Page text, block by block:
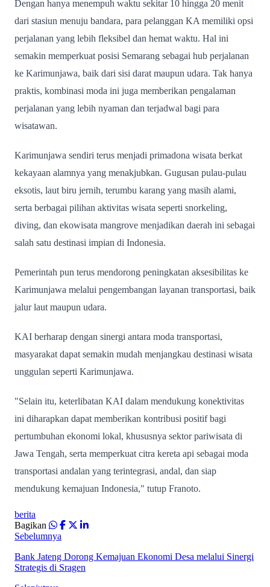
Dengan hanya menempuh waktu sekitar 10 hingga 20 menit
dari stasiun menuju bandara, para pelanggan KA memiliki opsi
perjalanan yang lebih fleksibel dan hemat waktu. Hal ini
semakin memperkuat posisi Semarang sebagai hub perjalanan
ke Karimunjawa, baik dari sisi darat maupun udara. Tak hanya
praktis, kombinasi moda ini juga memberikan pengalaman
perjalanan yang lebih nyaman dan terjadwal bagi para
wisatawan.
Karimunjawa sendiri terus menjadi primadona wisata berkat
kekayaan alamnya yang menakjubkan. Gugusan pulau-pulau
eksotis, laut biru jernih, terumbu karang yang masih alami,
serta berbagai pilihan aktivitas wisata seperti snorkeling,
diving, dan ekowisata mangrove menjadikan daerah ini sebagai
salah satu destinasi impian di Indonesia.
Pemerintah pun terus mendorong peningkatan aksesibilitas ke
Karimunjawa melalui pengembangan layanan transportasi, baik
jalur laut maupun udara.
KAI berharap dengan sinergi antara moda transportasi,
masyarakat dapat semakin mudah menjangkau destinasi wisata
unggulan seperti Karimunjawa.
"Selain itu, keterlibatan KAI dalam mendukung konektivitas
ini diharapkan dapat memberikan kontribusi positif bagi
pertumbuhan ekonomi lokal, khususnya sektor pariwisata di
Jawa Tengah, serta memperkuat citra kereta api sebagai moda
transportasi andalan yang terintegrasi, andal, dan siap
mendukung kemajuan Indonesia," tutup Franoto.
berita
Bagikan
Sebelumnya
Bank Jateng Dorong Kemajuan Ekonomi Desa melalui Sinergi
Strategis di Sragen